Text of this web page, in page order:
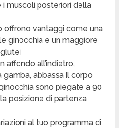
i muscoli posteriori della
offrono vantaggi come una
ginocchia e un maggiore
affondo all’indietro,
gamba, abbassa il corpo
sono piegate a 90
posizione di partenza
al tuo programma di